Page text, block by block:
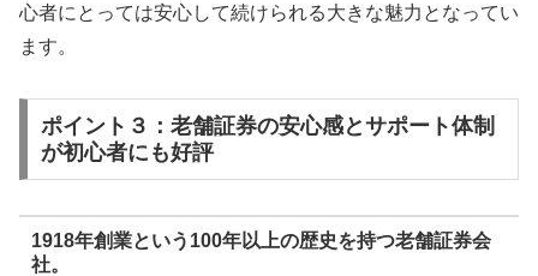
心者にとっては安心して続けられる大きな魅力となってい
ます。
ポイント３：老舗証券の安心感とサポート体制
が初心者にも好評
1918年創業という100年以上の歴史を持つ老舗証券会
社。